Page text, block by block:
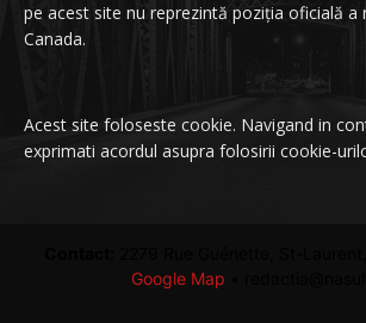
pe acest site nu reprezintă poziția oficială a
Canada.
Acest site foloseste cookie. Navigand in
exprimati acordul asupra folosirii cookie-
Google Map